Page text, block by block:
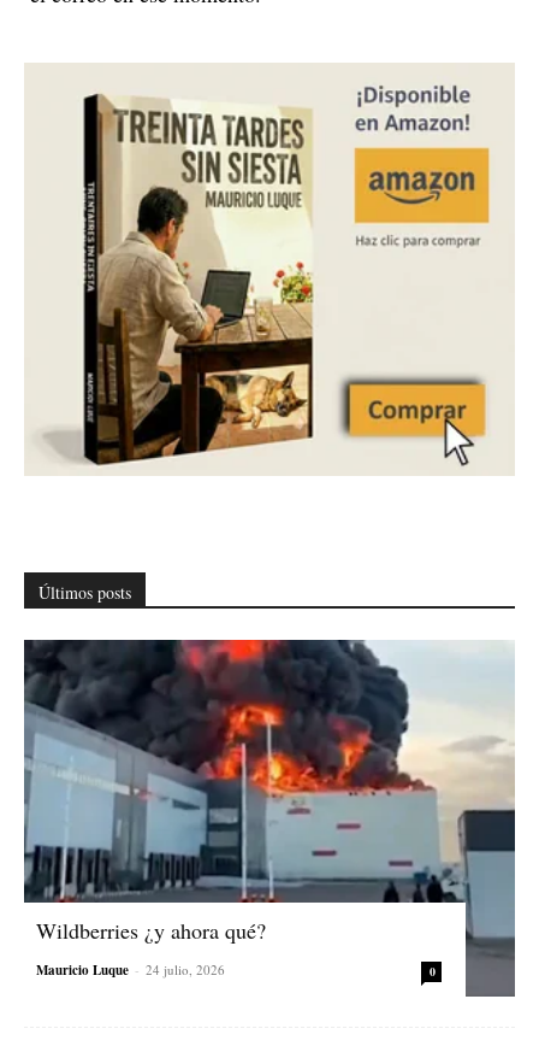
Últimos posts
Wildberries ¿y ahora qué?
Mauricio Luque - 24 julio, 2026 0